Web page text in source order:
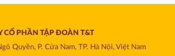
CỔ PHẦN TẬP ĐOÀN T&T
Quyền, P. Cửa Nam, TP. Hà Nội, Việt Nam